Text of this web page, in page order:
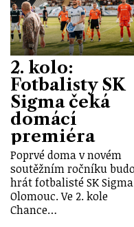
2. kolo:
Fotbalisty SK
Sigma čeká
domácí
premiéra
Poprvé doma v novém
soutěžním ročníku
hrát fotbalisté SK Sigma
Olomouc. Ve 2. kole
Chance…